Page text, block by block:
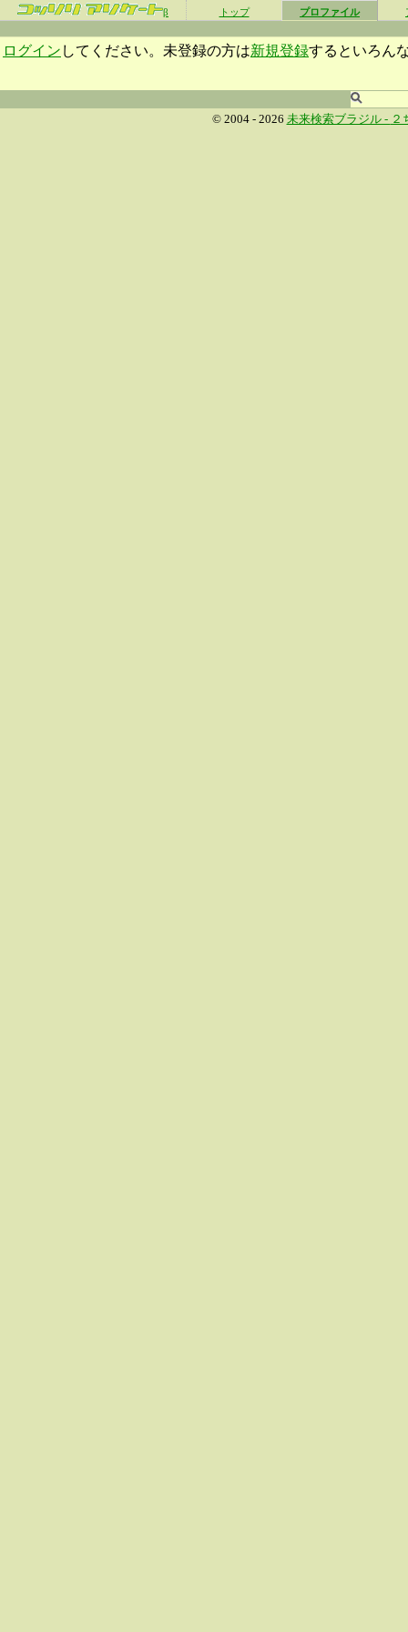
β トップ プロファイル
ログイン してください。未登録の方は新規登録するといろん
© 2004 - 2026 未来検索ブラジル - ２